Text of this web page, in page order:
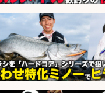
給1,200円」日払い可/
週4日〜OK×車通勤OK
会社名 株式会社ホットス